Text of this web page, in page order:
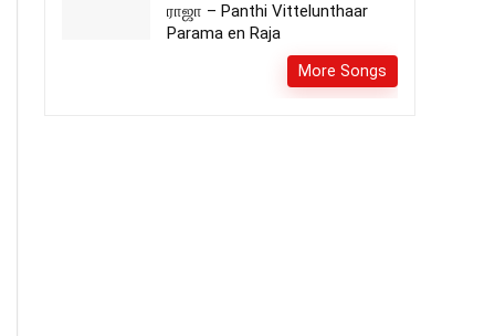
ராஜா – Panthi Vittelunthaar
Parama en Raja
More Songs